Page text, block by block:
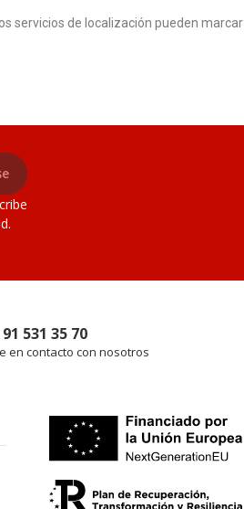
servicios de localización pueden marcar
531 35 70
en contacto con nosotros